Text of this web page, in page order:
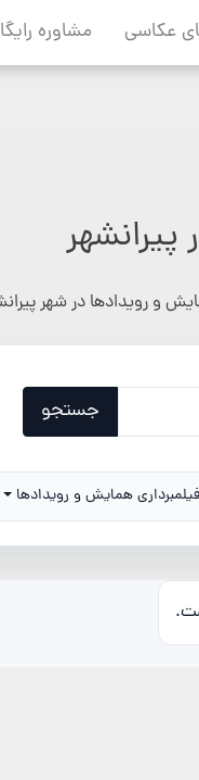
عکاسی مشاوره
و رویدادها در شهر
جستجو